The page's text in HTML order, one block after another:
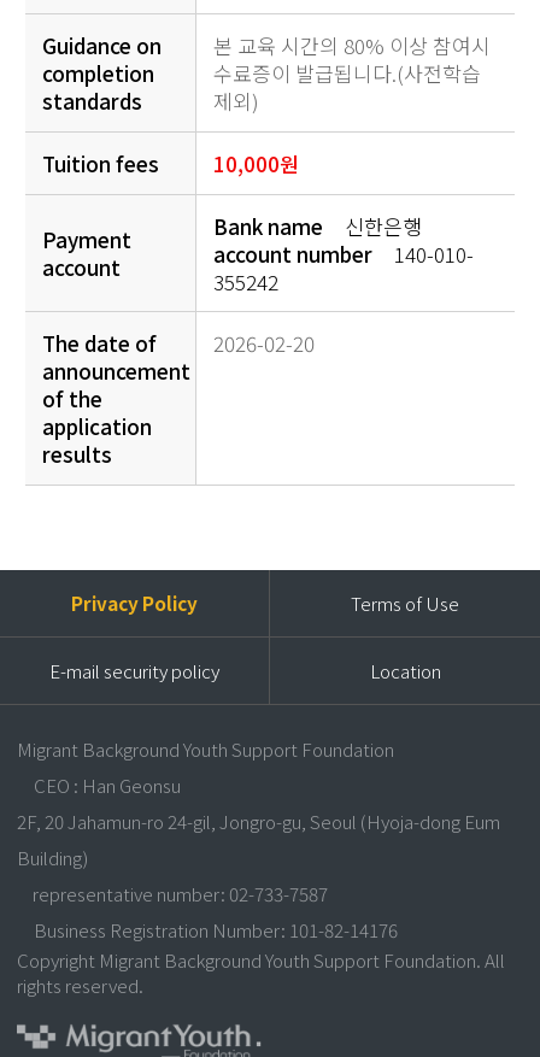
Guidance on
completion
standards
본 교육 시간의 80% 이상 참여시
수료증이 발급됩니다.(사전학습
제외)
Tuition fees 10,000원
Payment
account
Bank name
신한은행
account number
140-010-
355242
The date of
announcement
of the
application
results
2026-02-20
Privacy Policy Terms of Use
E-mail security policy Location
Migrant Background Youth Support Foundation
CEO : Han Geonsu
2F, 20 Jahamun-ro 24-gil, Jongro-gu, Seoul (Hyoja-dong Eum
Building)
representative number: 02-733-7587
Business Registration Number: 101-82-14176
Copyright Migrant Background Youth Support Foundation. All
rights reserved.